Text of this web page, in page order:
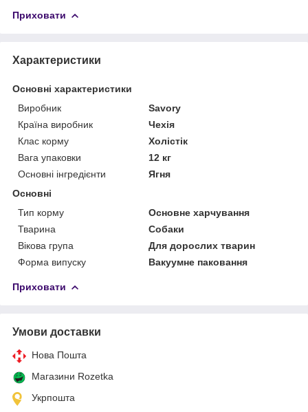
Приховати
Характеристики
Основні характеристики
Виробник
Savory
Країна виробник
Чехія
Клас корму
Холістік
Вага упаковки
12 кг
Основні інгредієнти
Ягня
Основні
Тип корму
Основне харчування
Тварина
Собаки
Вікова група
Для дорослих тварин
Форма випуску
Вакуумне паковання
Приховати
Умови доставки
Нова Пошта
Магазини Rozetka
Укрпошта